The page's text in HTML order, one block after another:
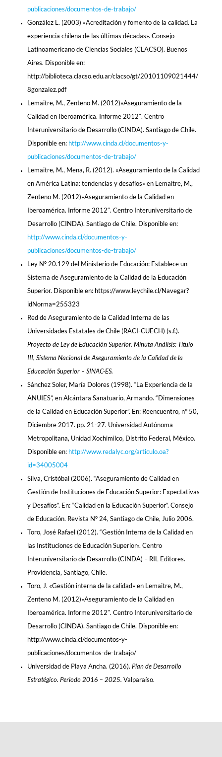
publicaciones/documentos-de-trabajo/
González L. (2003) «Acreditación y fomento de la calidad. La
experiencia chilena de las últimas décadas». Consejo
Latinoamericano de Ciencias Sociales (CLACSO). Buenos
Aires. Disponible en:
http://biblioteca.clacso.edu.ar/clacso/gt/20101109021444/
8gonzalez.pdf
Lemaitre, M., Zenteno M. (2012)»Aseguramiento de la
Calidad en Iberoamérica. Informe 2012″. Centro
Interuniversitario de Desarrollo (CINDA). Santiago de Chile.
Disponible en: http://www.cinda.cl/documentos-y-
publicaciones/documentos-de-trabajo/
Lemaitre, M., Mena, R. (2012). «Aseguramiento de la Calidad
en América Latina: tendencias y desafíos» en Lemaitre, M.,
Zenteno M. (2012)»Aseguramiento de la Calidad en
Iberoamérica. Informe 2012″. Centro Interuniversitario de
Desarrollo (CINDA). Santiago de Chile. Disponible en:
http://www.cinda.cl/documentos-y-
publicaciones/documentos-de-trabajo/
Ley N° 20.129 del Ministerio de Educación: Establece un
Sistema de Aseguramiento de la Calidad de la Educación
Superior. Disponible en: https://www.leychile.cl/Navegar?
idNorma=255323
Red de Aseguramiento de la Calidad Interna de las
Universidades Estatales de Chile (RACI-CUECH) (s.f.).
Proyecto de Ley de Educación Superior. Minuta Análisis: Titulo
III, Sistema Nacional de Aseguramiento de la Calidad de la
Educación Superior – SINAC-ES.
Sánchez Soler, María Dolores (1998). “La Experiencia de la
ANUIES”, en Alcántara Sanatuario, Armando. “Dimensiones
de la Calidad en Educación Superior”. En: Reencuentro, n° 50,
Diciembre 2017. pp. 21-27. Universidad Autónoma
Metropolitana, Unidad Xochimilco, Distrito Federal, México.
Disponible en: http://www.redalyc.org/articulo.oa?
id=34005004
Silva, Cristóbal (2006). “Aseguramiento de Calidad en
Gestión de Instituciones de Educación Superior: Expectativas
y Desafíos”. En: “Calidad en la Educación Superior”. Consejo
de Educación. Revista N° 24, Santiago de Chile, Julio 2006.
Toro, José Rafael (2012). “Gestión Interna de la Calidad en
las Instituciones de Educación Superior». Centro
Interuniversitario de Desarrollo (CINDA) – RIL Editores.
Providencia, Santiago, Chile.
Toro, J. «Gestión interna de la calidad» en Lemaitre, M.,
Zenteno M. (2012)»Aseguramiento de la Calidad en
Iberoamérica. Informe 2012″. Centro Interuniversitario de
Desarrollo (CINDA). Santiago de Chile. Disponible en:
http://www.cinda.cl/documentos-y-
publicaciones/documentos-de-trabajo/
Universidad de Playa Ancha. (2016). Plan de Desarrollo
Estratégico. Periodo 2016 – 2025. Valparaíso.